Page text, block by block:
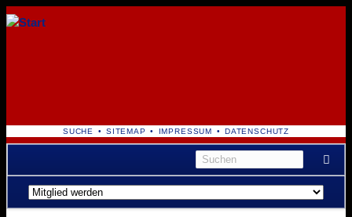
NAVIGATION
ÜBERSPRINGEN
SUCHE SITEMAP IMPRESSUM DATENSCHUTZ
Navigation
überspringen